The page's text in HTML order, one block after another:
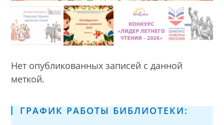
Нет опубликованных записей с данной
меткой.
ГРАФИК РАБОТЫ БИБЛИОТЕКИ: